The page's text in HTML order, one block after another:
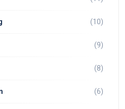
(10)
(9)
(8)
(6)